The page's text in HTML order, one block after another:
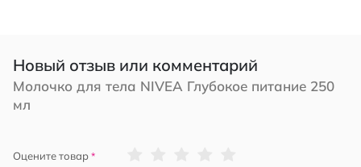
Новый отзыв или комментарий
Молочко для тела NIVEA Глубокое питание 250
мл
Оцените товар